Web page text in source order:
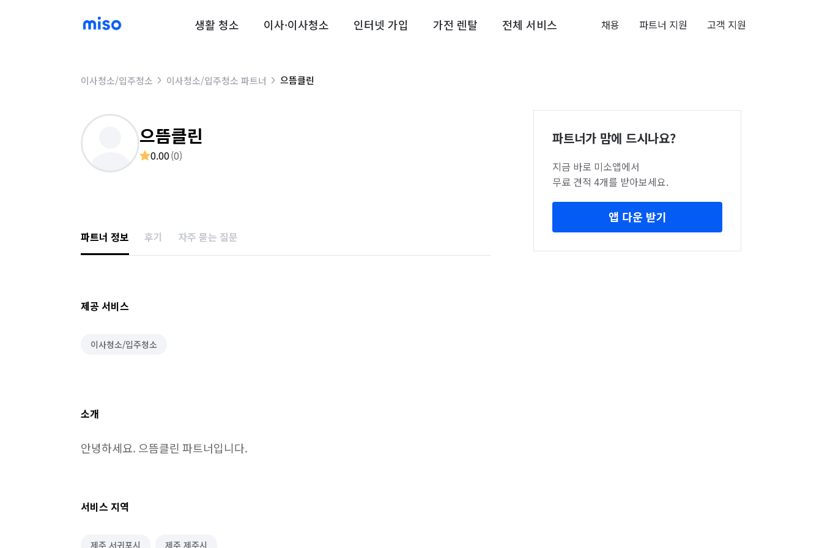
생활 청소 이사·이사청소 인터넷 가입 가전 렌탈 전체 서비스 채용 파트너 지원 고객 지원
이사청소/입주청소 이사청소/입주청소 파트너 으뜸클린
으뜸클린
0.00(0)
파트너 정보 후기 자주 묻는 질문
제공 서비스
이사청소/입주청소
소개
안녕하세요. 으뜸클린 파트너입니다.
서비스 지역
제주 서귀포시 제주 제주시
파트너가 맘에 드시나요?
지금 바로 미소앱에서
무료 견적 4개를 받아보세요.
앱 다운 받기